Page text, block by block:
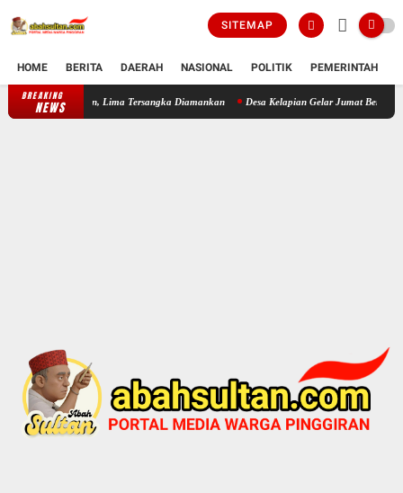
SITEMAP
HOME BERITA DAERAH NASIONAL POLITIK PEMERINTAH
BREAKING
NEWS Polsek Cikande Bongkar Komplotan Pencuri Besi Bangunan, Lima